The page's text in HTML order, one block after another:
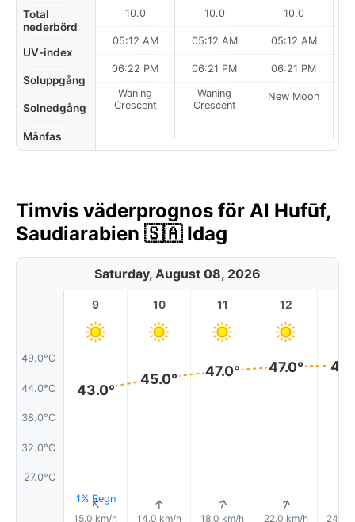
Total
nederbörd
UV-index
Soluppgång
Solnedgång
Månfas
10.0
05:12 AM
06:22 PM
Waning
Crescent
10.0
05:12 AM
06:21 PM
Waning
Crescent
10.0
05:12 AM
06:21 PM
New Moon
Timvis väderprognos för Al Hufūf,
Saudiarabien 🇸🇦 Idag
Saturday, August 08, 2026
49.0°C
44.0°C
38.0°C
32.0°C
27.0°C
9
43.0°
1% Regn
↑
15.0 km/h
10
45.0°
↑
14.0 km/h
11
47.0°
↑
18.0 km/h
12
47.0°
↑
22.0 km/h 24.0